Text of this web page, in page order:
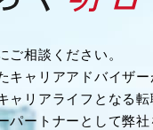
ご相談ください。
キャリアアドバイザ
ャリアライフとなる
パートナーとして弊社